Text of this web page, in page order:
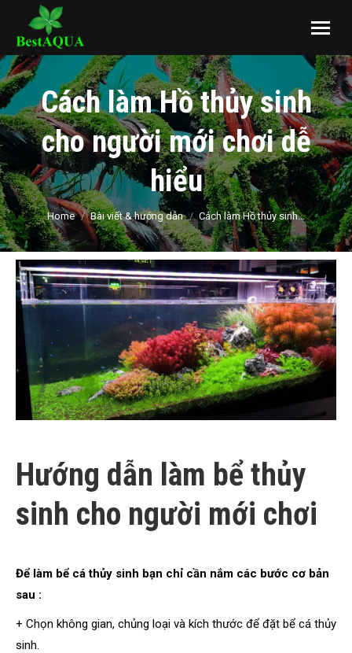
Cách làm Hồ thủy sinh
cho người mới chơi dễ
hiểu
You are here:
Home Bài viết & hướng dẫn Cách làm Hồ thủy sinh…
Hướng dẫn làm bể thủy
sinh cho người mới chơi
Để làm bể cá thủy sinh bạn chỉ cần nắm các bước cơ bản
sau :
+ Chọn không gian, chủng loại và kích thước để đặt bể cá thủy
sinh.